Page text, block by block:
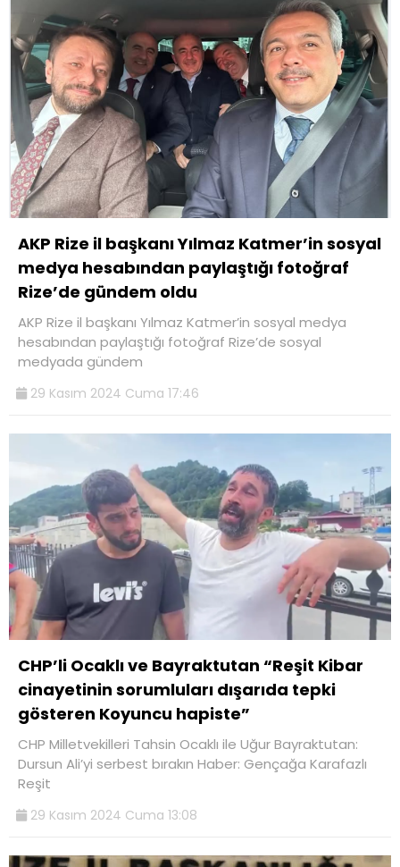
AKP Rize il başkanı Yılmaz Katmer’in sosyal
medya hesabından paylaştığı fotoğraf
Rize’de gündem oldu
AKP Rize il başkanı Yılmaz Katmer’in sosyal medya
hesabından paylaştığı fotoğraf Rize’de sosyal
medyada gündem
29 Kasım 2024 Cuma 17:46
CHP’li Ocaklı ve Bayraktutan “Reşit Kibar
cinayetinin sorumluları dışarıda tepki
gösteren Koyuncu hapiste”
CHP Milletvekilleri Tahsin Ocaklı ile Uğur Bayraktutan:
Dursun Ali’yi serbest bırakın Haber: Gençağa Karafazlı
Reşit
29 Kasım 2024 Cuma 13:08